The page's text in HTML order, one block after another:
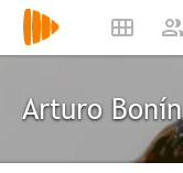
Arturo Bonín